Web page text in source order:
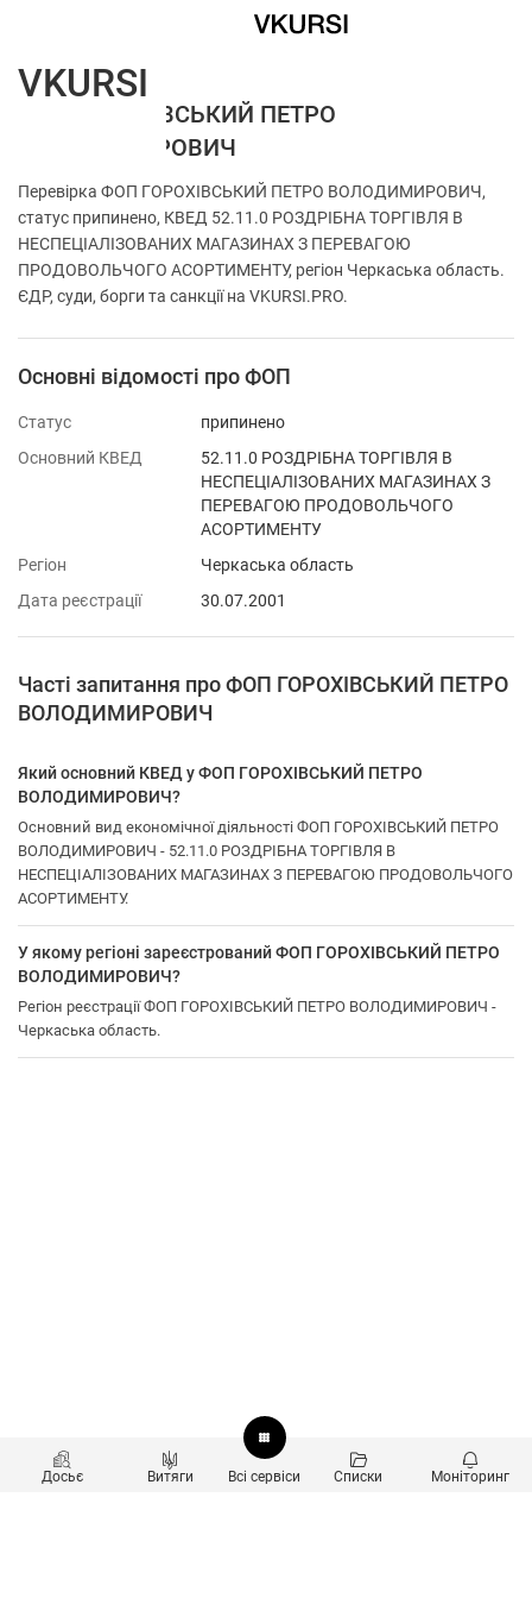
ФОП ГОРОХІВСЬКИЙ ПЕТРО
ВОЛОДИМИРОВИЧ
Перевірка ФОП ГОРОХІВСЬКИЙ ПЕТРО ВОЛОДИМИРОВИЧ,
статус припинено, КВЕД 52.11.0 РОЗДРІБНА ТОРГІВЛЯ В
НЕСПЕЦІАЛІЗОВАНИХ МАГАЗИНАХ З ПЕРЕВАГОЮ
ПРОДОВОЛЬЧОГО АСОРТИМЕНТУ, регіон Черкаська область.
ЄДР, суди, борги та санкції на VKURSI.PRO.
Основні відомості про ФОП
Статус
припинено
Основний КВЕД
52.11.0 РОЗДРІБНА ТОРГІВЛЯ В
НЕСПЕЦІАЛІЗОВАНИХ МАГАЗИНАХ З
ПЕРЕВАГОЮ ПРОДОВОЛЬЧОГО
АСОРТИМЕНТУ
Регіон
Черкаська область
Дата реєстрації
30.07.2001
Часті запитання про ФОП ГОРОХІВСЬКИЙ ПЕТРО
ВОЛОДИМИРОВИЧ
Який основний КВЕД у ФОП ГОРОХІВСЬКИЙ ПЕТРО
ВОЛОДИМИРОВИЧ?
Основний вид економічної діяльності ФОП ГОРОХІВСЬКИЙ ПЕТРО
ВОЛОДИМИРОВИЧ - 52.11.0 РОЗДРІБНА ТОРГІВЛЯ В
НЕСПЕЦІАЛІЗОВАНИХ МАГАЗИНАХ З ПЕРЕВАГОЮ ПРОДОВОЛЬЧОГО
АСОРТИМЕНТУ.
У якому регіоні зареєстрований ФОП ГОРОХІВСЬКИЙ ПЕТРО
ВОЛОДИМИРОВИЧ?
Регіон реєстрації ФОП ГОРОХІВСЬКИЙ ПЕТРО ВОЛОДИМИРОВИЧ -
Черкаська область.
Досьє Витяги Всі сервіси Списки Моніторинг
VKURSI